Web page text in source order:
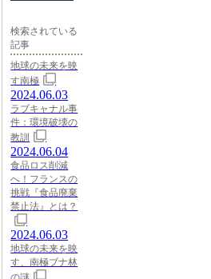
検索されている
記事
地球の未来を映
す南極
2024.06.03
ラブキャナル事
件：環境破壊の
教訓
2024.06.04
食品ロス削減
へ！フランスの
挑戦『食品廃棄
禁止法』とは？
2024.06.03
地球の未来を映
す、南極ブナ林